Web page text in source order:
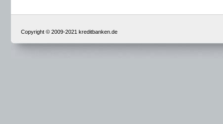
Copyright © 2009-2021 kreditbanken.de